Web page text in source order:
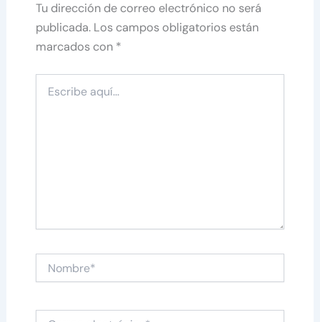
Tu dirección de correo electrónico no será
publicada. Los campos obligatorios están
marcados con *
aquí...